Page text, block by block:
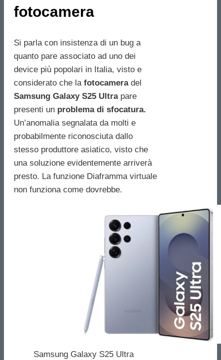
fotocamera
Si parla con insistenza di un bug a
quanto pare associato ad uno dei
device più popolari in Italia, visto e
considerato che la fotocameradel
Samsung Galaxy S25 Ultrapare
presenti un problema di sfocatura.
Un’anomalia segnalata da molti e
probabilmente riconosciuta dallo
stesso produttore asiatico, visto che
una soluzione evidentemente arriverà
presto. La funzione Diaframma virtuale
non funziona come dovrebbe.
Samsung Galaxy S25 Ultra